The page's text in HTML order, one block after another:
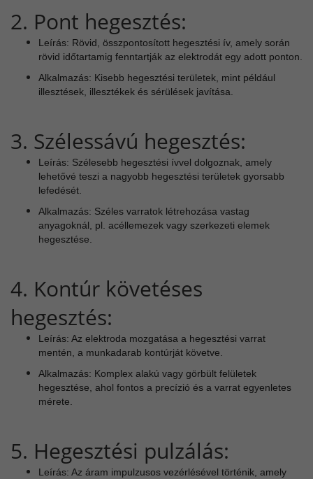
2. Pont hegesztés:
Leírás: Rövid, összpontosított hegesztési ív, amely során
rövid időtartamig fenntartják az elektrodát egy adott ponton.
Alkalmazás: Kisebb hegesztési területek, mint például
illesztések, illesztékek és sérülések javítása.
3. Szélessávú hegesztés:
Leírás: Szélesebb hegesztési ívvel dolgoznak, amely
lehetővé teszi a nagyobb hegesztési területek gyorsabb
lefedését.
Alkalmazás: Széles varratok létrehozása vastag
anyagoknál, pl. acéllemezek vagy szerkezeti elemek
hegesztése.
4. Kontúr követéses
hegesztés:
Leírás: Az elektroda mozgatása a hegesztési varrat
mentén, a munkadarab kontúrját követve.
Alkalmazás: Komplex alakú vagy görbült felületek
hegesztése, ahol fontos a precízió és a varrat egyenletes
mérete.
5. Hegesztési pulzálás:
Leírás: Az áram impulzusos vezérlésével történik, amely